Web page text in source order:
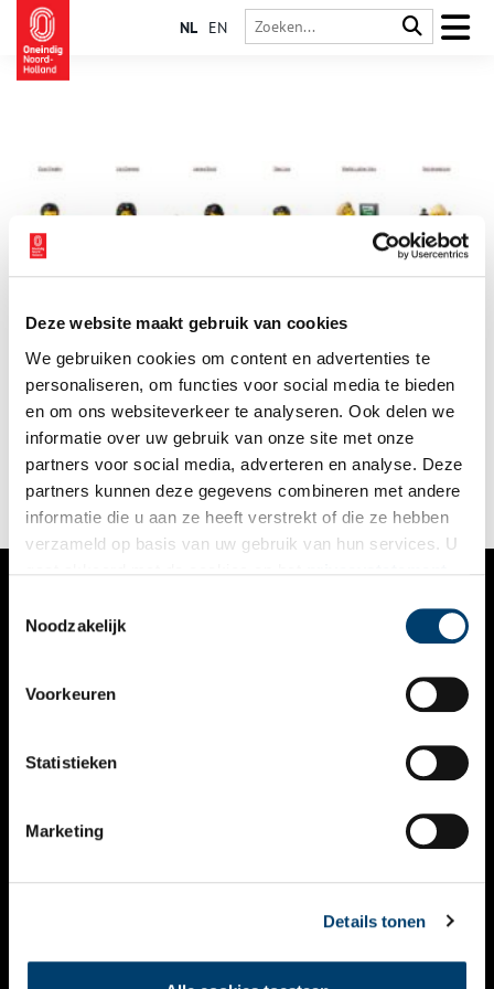
Deze website maakt gebruik van cookies
We gebruiken cookies om content en advertenties te
personaliseren, om functies voor social media te bieden
en om ons websiteverkeer te analyseren. Ook delen we
informatie over uw gebruik van onze site met onze
partners voor social media, adverteren en analyse. Deze
partners kunnen deze gegevens combineren met andere
informatie die u aan ze heeft verstrekt of die ze hebben
verzameld op basis van uw gebruik van hun services. U
Noodzakelijk
Voorkeuren
Statistieken
Marketing
Details tonen
NL EN
Ze komen allemaal naar het Museum van de 20e Eeuw in
Hoorn. Michael Jackson, Elvis Presley, Barack Obama en Marco
van Basten. Samen met nog veel andere bekende figuren uit de
vorige eeuw. Gebouwd van LEGO. Door leraar Daniël Ponsen
die dankzij veel artikelen in kranten en een item in het
Jeugdjournaal nu ook zelf bekend is. Want zijn leerlingen leren
dankzij de minifiguurtjes heel veel over de geschiedenis van
de wereld.
1 min
VERHALEN
KALENDER
THEMA’S
VIDEO’S
CONTACT